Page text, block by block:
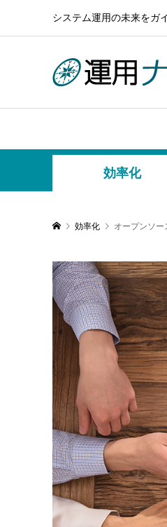
システム運用の未来をガ
効率化
効率化 オープンソー